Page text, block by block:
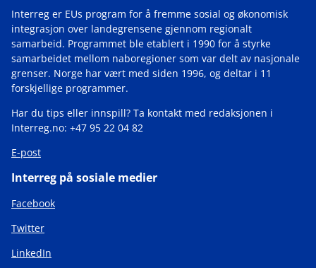
Interreg er EUs program for å fremme sosial og økonomisk
integrasjon over landegrensene gjennom regionalt
samarbeid. Programmet ble etablert i 1990 for å styrke
samarbeidet mellom naboregioner som var delt av nasjonale
grenser. Norge har vært med siden 1996, og deltar i 11
forskjellige programmer.
Har du tips eller innspill? Ta kontakt med redaksjonen i
Interreg.no: +47 95 22 04 82
E-post
Interreg på sosiale medier
Facebook
Twitter
LinkedIn